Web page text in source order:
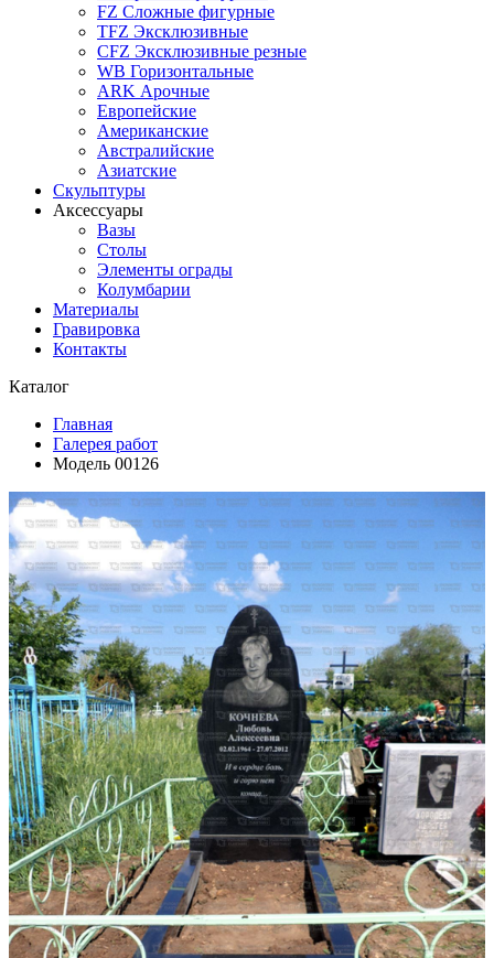
FZ Сложные фигурные
TFZ Эксклюзивные
CFZ Эксклюзивные резные
WB Горизонтальные
ARK Арочные
Европейские
Американские
Австралийские
Азиатские
Скульптуры
Аксессуары
Вазы
Столы
Элементы ограды
Колумбарии
Материалы
Гравировка
Контакты
Каталог
Главная
Галерея работ
Модель 00126